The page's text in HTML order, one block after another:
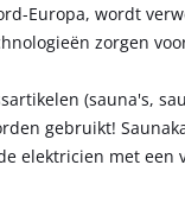
Europa, wordt
zorgen
(sauna's,
gebruikt!
elektricien met